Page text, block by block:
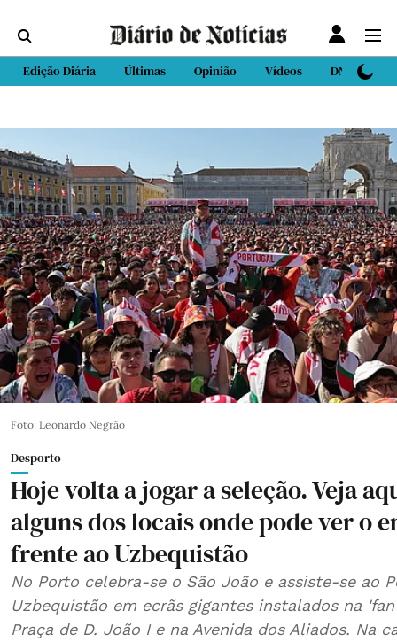
Edição Diária Últimas Opinião Vídeos DN Sport
Foto: Leonardo Negrão
Desporto
Hoje volta a jogar a seleção. Veja
alguns dos locais onde pode ver o
frente ao Uzbequistão
No Porto celebra-se o São João e assiste-se ao
Uzbequistão em ecrãs gigantes instalados na
Praça de D. João I e na Avenida dos Aliados. Na